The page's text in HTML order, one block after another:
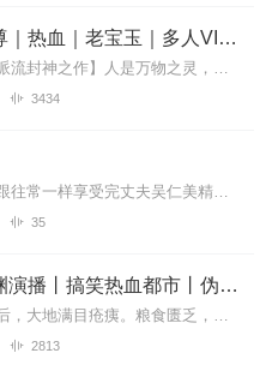
蛊真人｜大爱仙尊｜热血｜老宝玉｜多人VIP免费有声剧
内容简介【黑暗文反派流封神之作】人是万物之灵，蛊是天地真精。一个穿越者不断重生的故事。一个养蛊、炼蛊、用蛊的奇特世界。配音组（男角色）老宝玉旁白...
3434
吴氏集团总裁吴玥在跟往常一样享受完丈夫吴仁美精心的照料后出门，却突然被电话告知患有阿尔兹海默的母亲居然在疗养院差点被人打死。而始作俑者竟是她那个伪装成绝世好男人...
35
第九特区丨头陀渊演播丨搞笑热血都市丨伪戒丨VIP免费多人有声剧
【内容简介】灾变过后，大地满目疮痍。粮食匮乏，资源紧俏，局势混乱……一位从待规划区杀出来的青年，背对着漫天黄沙，孤身来到九区谋生，却不曾想偶然结识三五好友，一念...
2813